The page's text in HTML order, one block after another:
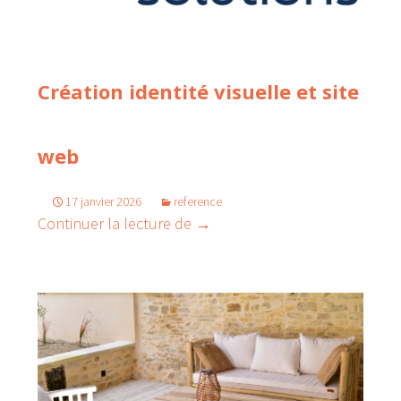
Création identité visuelle et site
web
17 janvier 2026 reference
Continuer la lecture de Création identité visuelle et
→